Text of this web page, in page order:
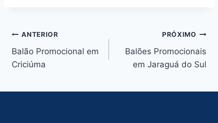
Navegação
de
ANTERIOR
Balão Promocional em
Criciúma
PRÓXIMO
Balões Promocionais
em Jaraguá do Sul